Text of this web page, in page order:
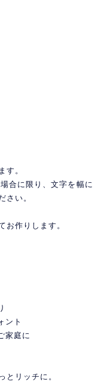
す。
合に限り、文字を幅に
さい。
作りします。
ント
家庭に
とリッチに。